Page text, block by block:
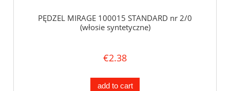
PĘDZEL MIRAGE 100015 STANDARD nr 2/0
(włosie syntetyczne)
€2.38
add to cart